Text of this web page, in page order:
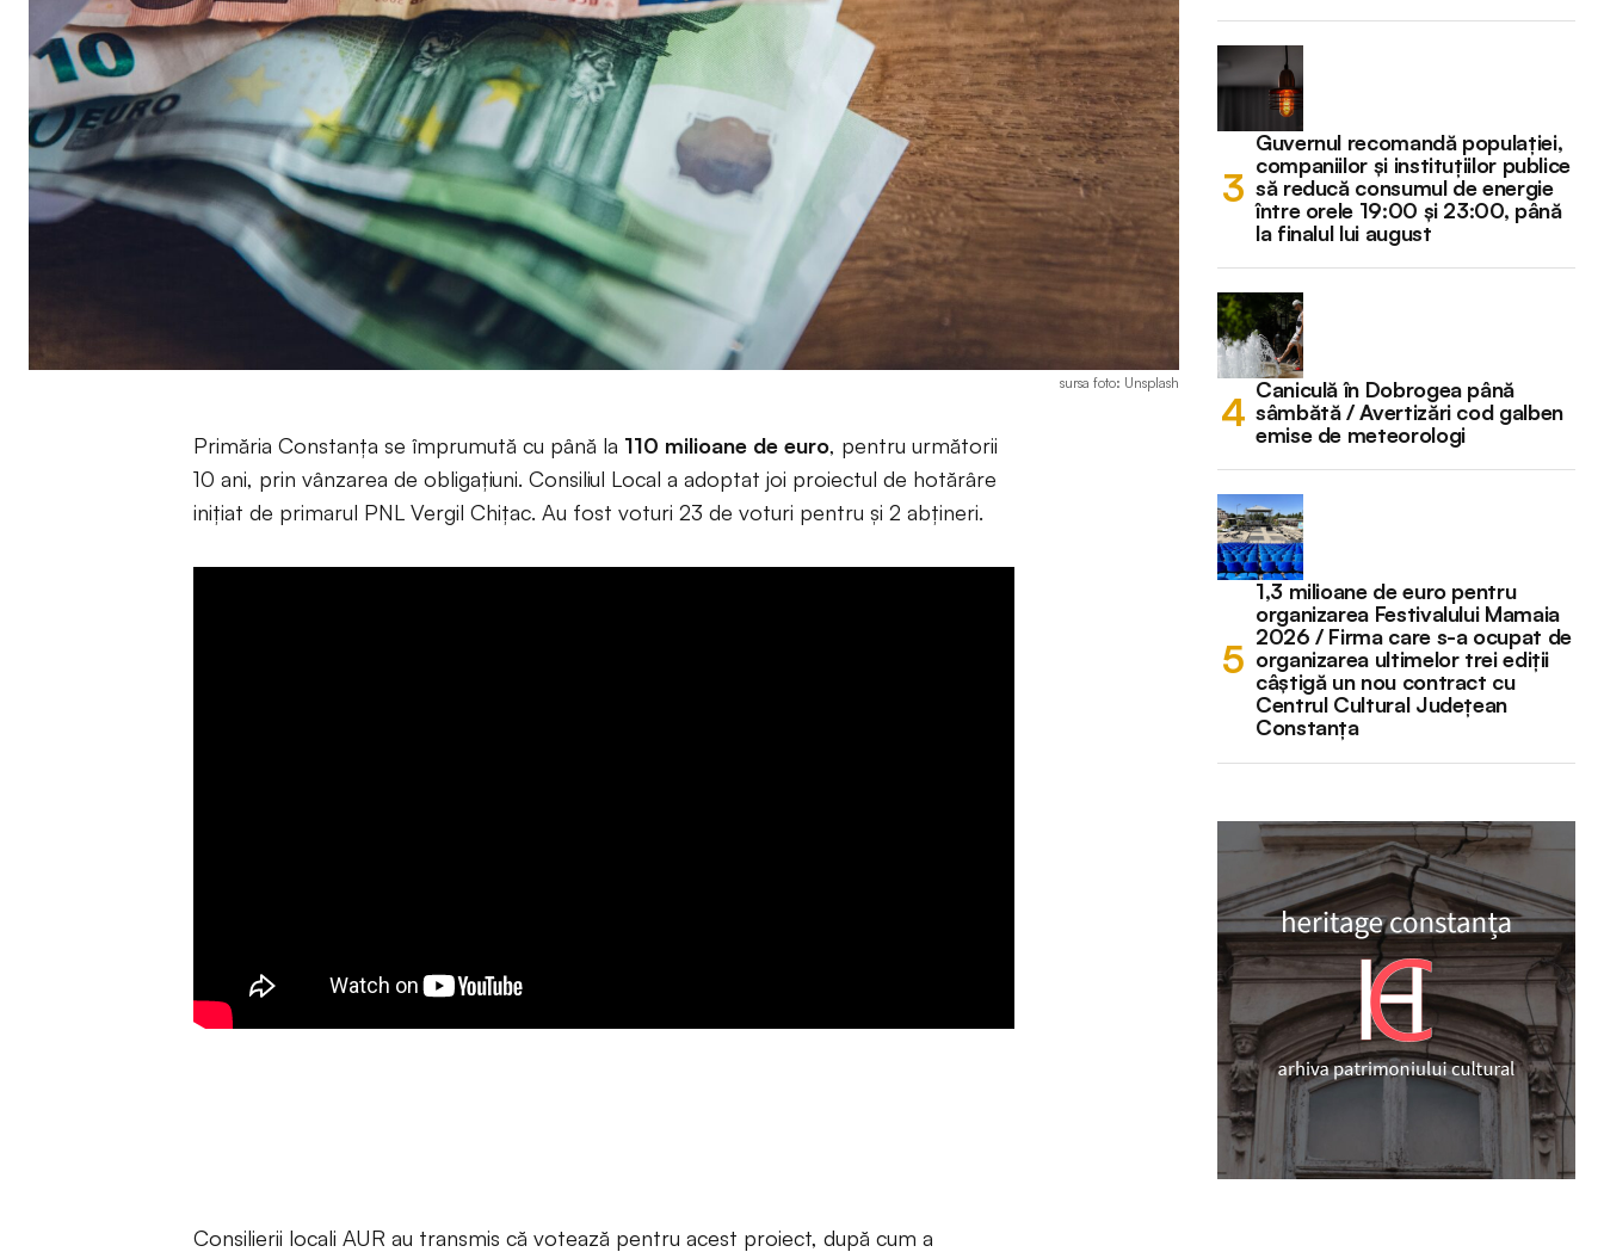
sursa foto: Unsplash
Primăria Constanța se împrumută cu până la 110 milioane de euro, pentru următorii
10 ani, prin vânzarea de obligațiuni. Consiliul Local a adoptat joi proiectul de hotărâre
inițiat de primarul PNL Vergil Chițac. Au fost voturi 23 de voturi pentru și 2 abțineri.
Consilierii locali AUR au transmis că votează pentru acest proiect, după cum a
Guvernul recomandă populației,
companiilor și instituțiilor publice
să reducă consumul de energie
între orele 19:00 și 23:00, până
la finalul lui august
Caniculă în Dobrogea până
sâmbătă / Avertizări cod galben
emise de meteorologi
1,3 milioane de euro pentru
organizarea Festivalului Mamaia
2026 / Firma care s-a ocupat de
organizarea ultimelor trei ediții
câștigă un nou contract cu
Centrul Cultural Județean
Constanța